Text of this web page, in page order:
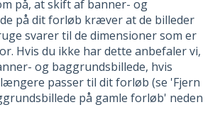
på, at skift af banner- og
på dit forløb kræver at de billeder
svarer til de dimensioner som er
Hvis du ikke har dette anbefaler vi,
og baggrundsbillede, hvis
passer til dit forløb (se 'Fjern
på gamle forløb' neden